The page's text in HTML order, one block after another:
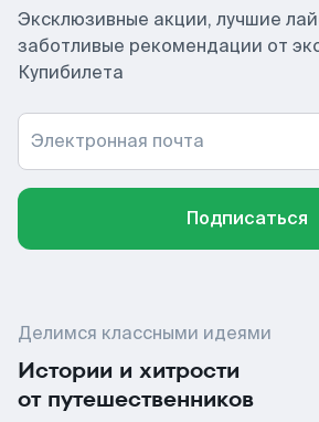
Эксклюзивные акции, лучшие
заботливые рекомендации от
Купибилета
Электронная почта
Подписаться
Делимся классными идеями
Истории и хитрости
от путешественников